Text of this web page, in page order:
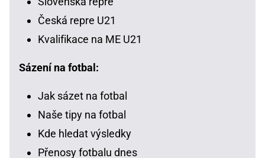
Česká repre U21
Kvalifikace na ME U21
Sázení na fotbal:
Jak sázet na fotbal
Naše tipy na fotbal
Kde hledat výsledky
Přenosy fotbalu dnes